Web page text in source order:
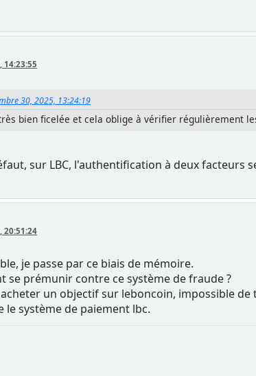
14:23:55
30, 2025, 13:24:19
bien ficelée et cela oblige à vérifier régulièrement
sur LBC, l'authentification à deux
20:51:24
je passe par ce biais de mémoire.
se prémunir contre ce système de fraude ?
un objectif sur leboncoin, impossible
système de paiement lbc.